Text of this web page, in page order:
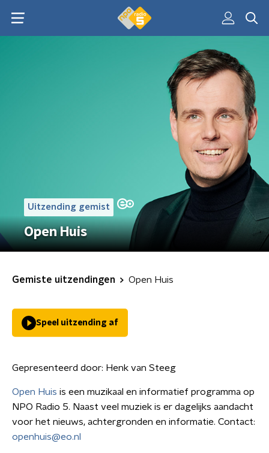
Uitzending gemist
Open Huis
Gemiste uitzendingen Open Huis
Speel uitzending af
Gepresenteerd door: Henk van Steeg
Open Huis is een muzikaal en informatief programma op
NPO Radio 5. Naast veel muziek is er dagelijks aandacht
voor het nieuws, achtergronden en informatie. Contact:
openhuis@eo.nl